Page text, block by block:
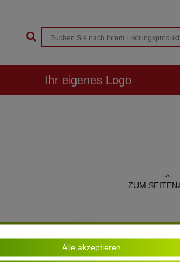
Ihr eigenes Logo
ZUM
Alle akzeptieren